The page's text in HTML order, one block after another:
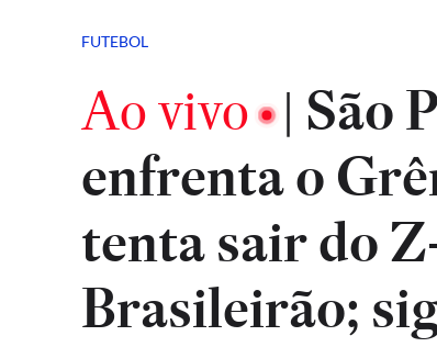
FUTEBOL
Ao vivo | São
enfrenta o
tenta sair do
Brasileirão;